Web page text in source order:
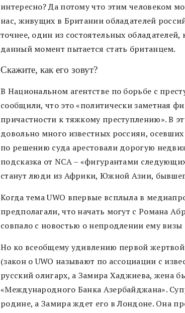
интересно? Да потому что этим человеком
нас, живущих в Британии обладателей
точнее, один из состоятельных
данный момент пытается стать британцем.
Скажите, как его зовут?
В Национальном агентстве по борьбе с
сообщили, что это «политически заметная
причастности к тяжкому преступлению». В
довольно много известных россиян,
по решению суда арестовали дорогую
подсказка от NCA – «фигурантами
станут люди из Африки, Южной Азии,
Когда тема UWO впервые всплыла в
предполагали, что начать могут с Романа
совпало с новостью о непродлении ему визы
Но ко всеобщему удивлению первой
(закон о UWO называют по ассоциации с
русский олигарх, а Замира Хаджиева, жена
«Международного Банка Азербайджана».
родине, а Замира ждет его в Лондоне. Она